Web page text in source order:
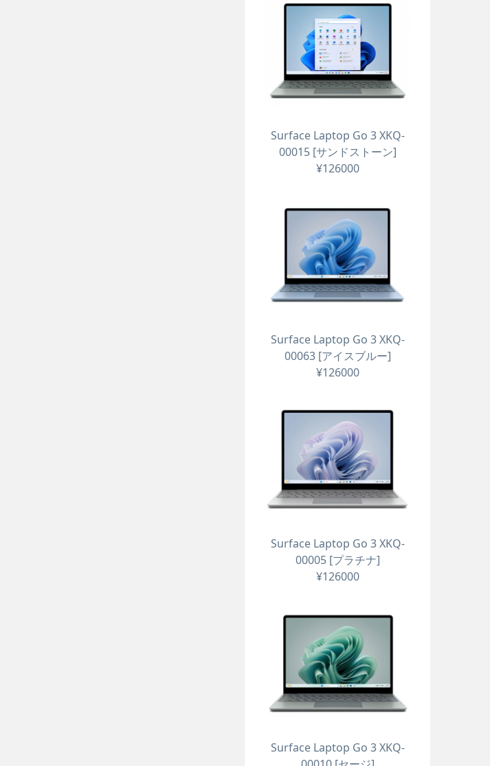
Surface Laptop Go 3 XKQ-
00015 [サンドストーン]
¥126000
Surface Laptop Go 3 XKQ-
00063 [アイスブルー]
¥126000
Surface Laptop Go 3 XKQ-
00005 [プラチナ]
¥126000
Surface Laptop Go 3 XKQ-